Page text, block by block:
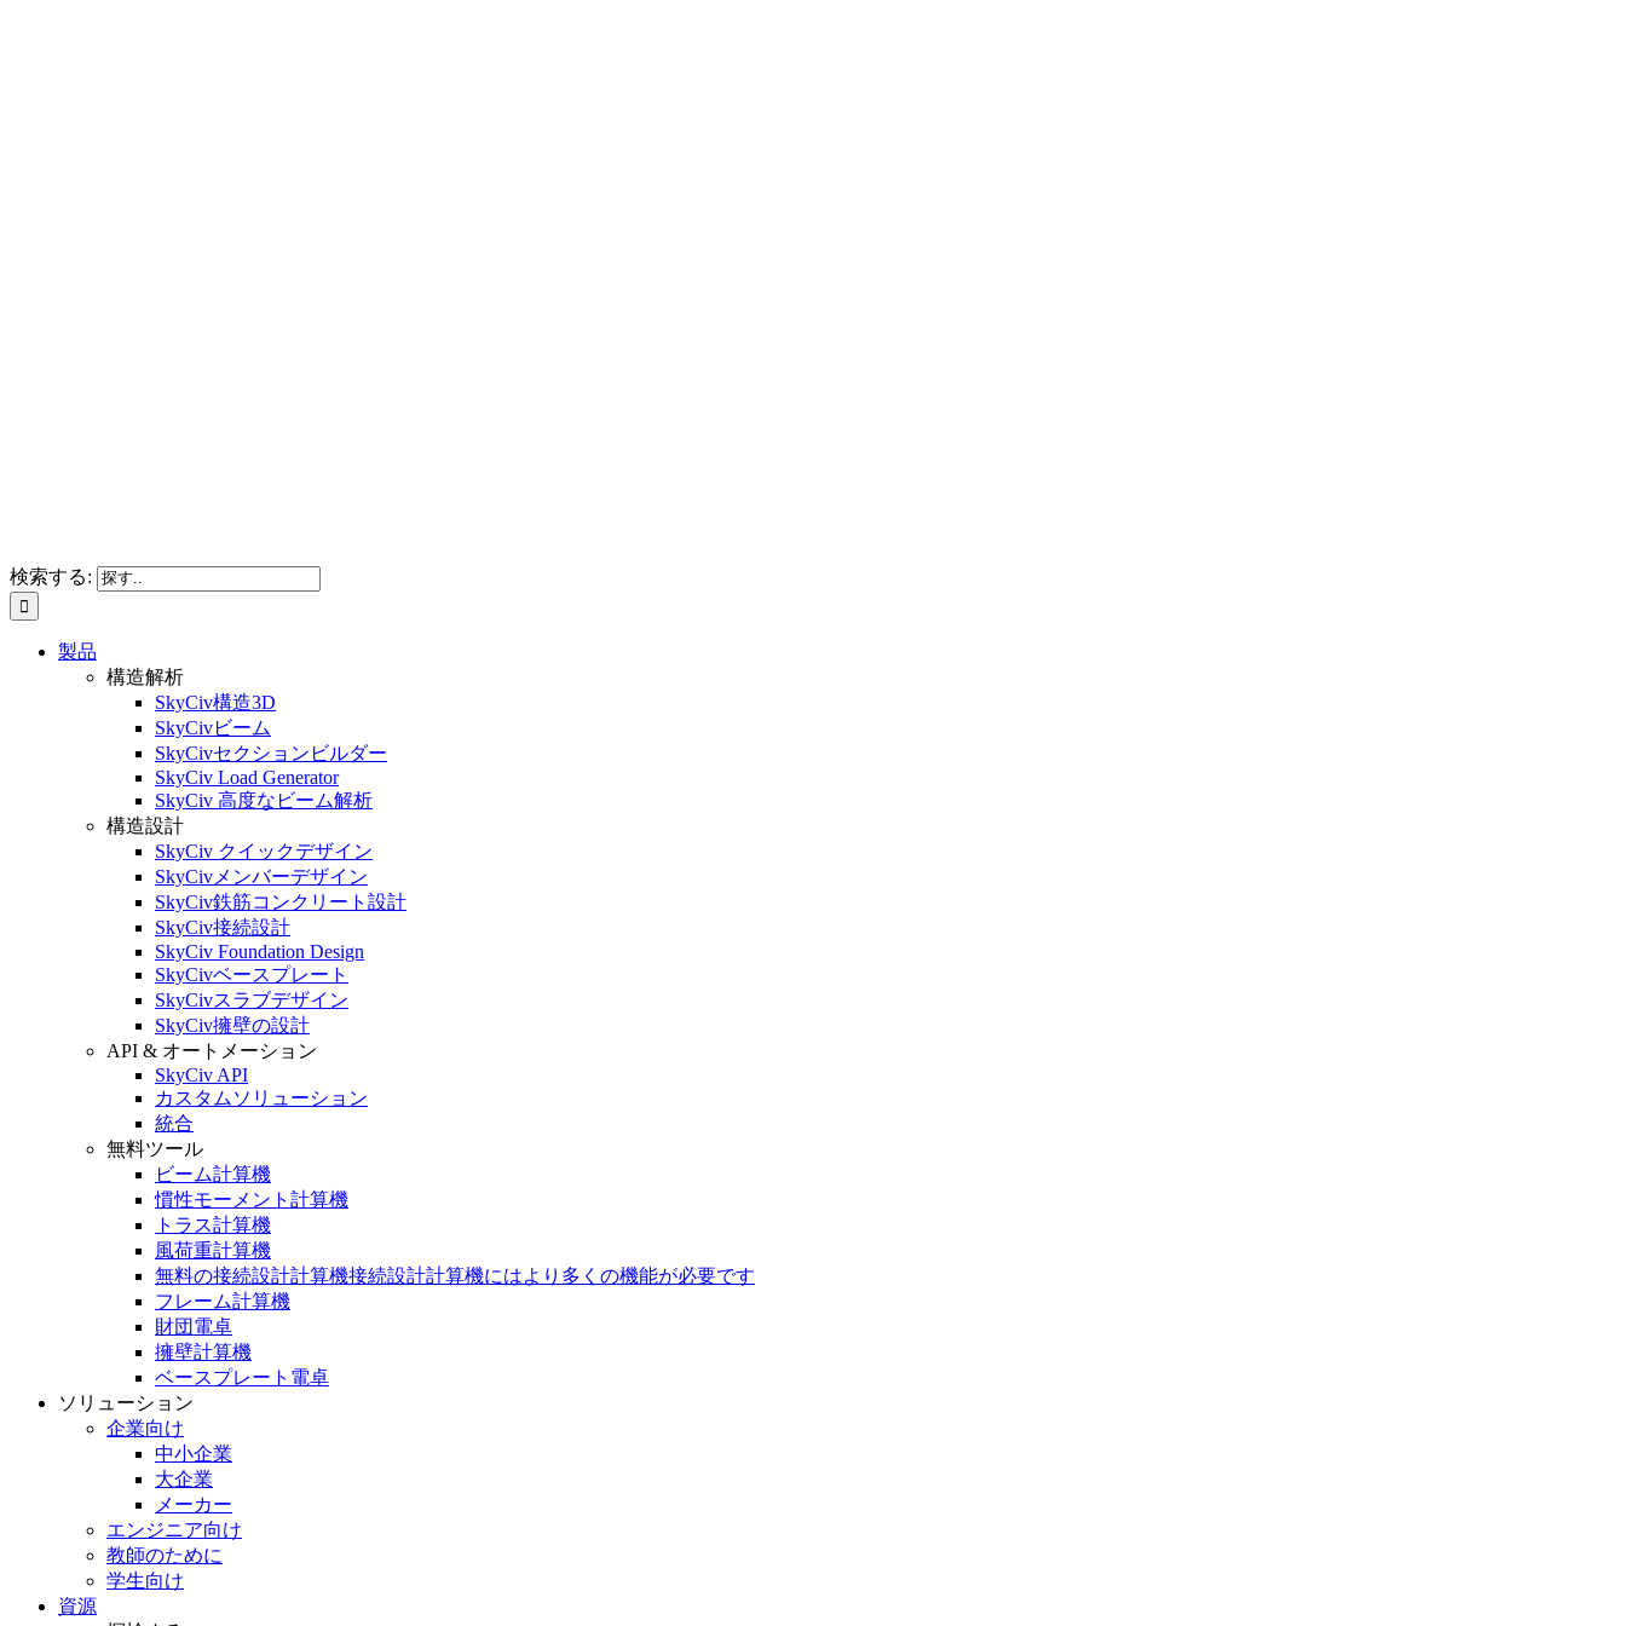
検索する:
製品
構造解析
SkyCiv構造3D
SkyCivビーム
SkyCivセクションビルダー
SkyCiv Load Generator
SkyCiv 高度なビーム解析
構造設計
SkyCiv クイックデザイン
SkyCivメンバーデザイン
SkyCiv鉄筋コンクリート設計
SkyCiv接続設計
SkyCiv Foundation Design
SkyCivベースプレート
SkyCivスラブデザイン
SkyCiv擁壁の設計
API & オートメーション
SkyCiv API
カスタムソリューション
統合
無料ツール
ビーム計算機
慣性モーメント計算機
トラス計算機
風荷重計算機
無料の接続設計計算機接続設計計算機にはより多くの機能が必要です
フレーム計算機
財団電卓
擁壁計算機
ベースプレート電卓
ソリューション
企業向け
中小企業
大企業
メーカー
エンジニア向け
教師のために
学生向け
資源